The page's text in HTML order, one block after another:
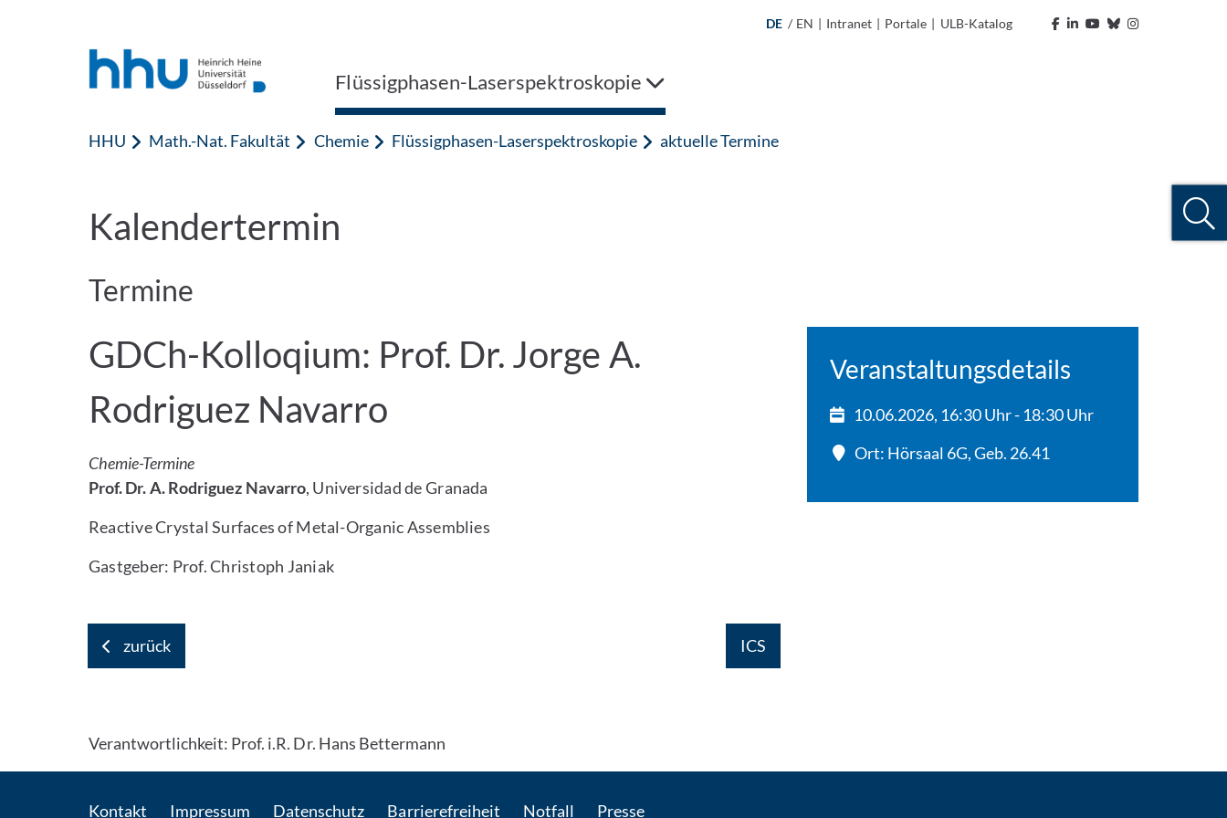
DE / EN | Intranet | Portale | ULB-Katalog
Flüssigphasen-Laserspektroskopie
HHU Math.-Nat. Fakultät Chemie Flüssigphasen-Laserspektroskopie aktuelle Termine
Kalendertermin
Termine
GDCh-Kolloqium: Prof. Dr. Jorge A.
Rodriguez Navarro
Chemie-Termine
Prof. Dr. A. Rodriguez Navarro, Universidad de Granada
Reactive Crystal Surfaces of Metal-Organic Assemblies
Gastgeber: Prof. Christoph Janiak
zurück ICS
Veranstaltungsdetails
10.06.2026, 16:30 Uhr - 18:30 Uhr
Ort: Hörsaal 6G, Geb. 26.41
Verantwortlichkeit: Prof. i.R. Dr. Hans Bettermann
Kontakt Impressum Datenschutz Barrierefreiheit Notfall Presse